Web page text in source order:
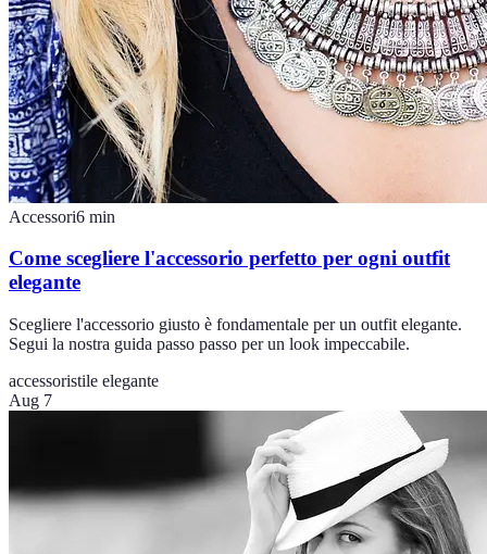
Accessori6 min
Come scegliere l'accessorio perfetto per ogni outfit
elegante
Scegliere l'accessorio giusto è fondamentale per un outfit elegante.
Segui la nostra guida passo passo per un look impeccabile.
accessoristile elegante
Aug 7